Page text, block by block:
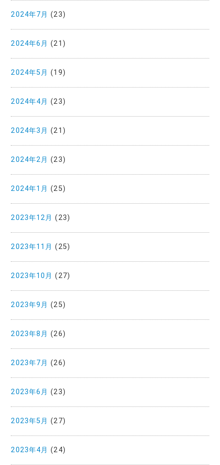
2024年7月 (23)
2024年6月 (21)
2024年5月 (19)
2024年4月 (23)
2024年3月 (21)
2024年2月 (23)
2024年1月 (25)
2023年12月 (23)
2023年11月 (25)
2023年10月 (27)
2023年9月 (25)
2023年8月 (26)
2023年7月 (26)
2023年6月 (23)
2023年5月 (27)
2023年4月 (24)